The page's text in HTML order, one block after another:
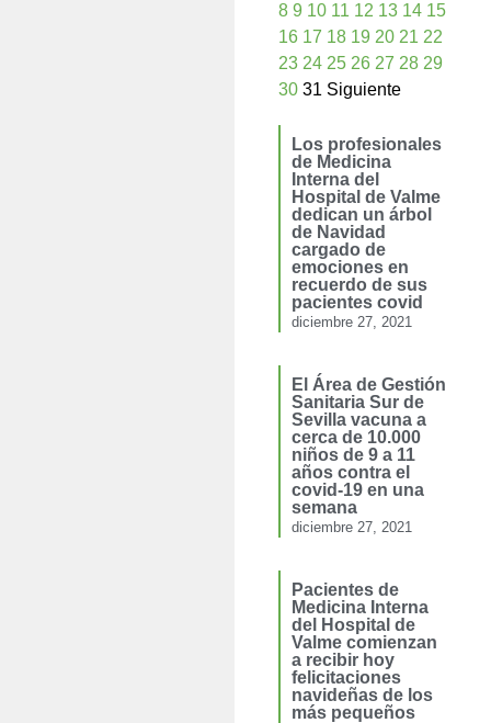
8 9 10 11 12 13 14 15
16 17 18 19 20 21 22
23 24 25 26 27 28 29
30 31 Siguiente
Los profesionales
de Medicina
Interna del
Hospital de Valme
dedican un árbol
de Navidad
cargado de
emociones en
recuerdo de sus
pacientes covid
diciembre 27, 2021
El Área de Gestión
Sanitaria Sur de
Sevilla vacuna a
cerca de 10.000
niños de 9 a 11
años contra el
covid-19 en una
semana
diciembre 27, 2021
Pacientes de
Medicina Interna
del Hospital de
Valme comienzan
a recibir hoy
felicitaciones
navideñas de los
más pequeños